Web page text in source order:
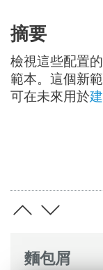
麵包屑
摘要
檢視這些配置
範本。這個新
可在未來用於